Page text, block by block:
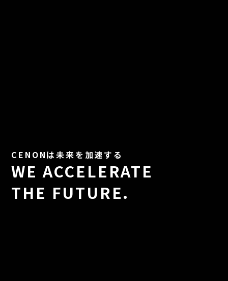
CENONは未来を加速する
WE ACCELERATE
THE FUTURE.